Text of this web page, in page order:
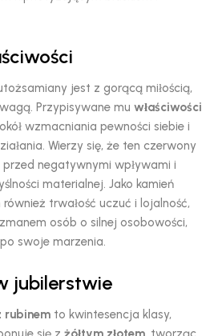
jest z gorącą miłością,
Przypisywane mu właściwości
wzmacniania pewności siebie i
Wierzy się, że ten czerwony
przed negatywnymi wpływami i
materialnej. Jako kamień
trwałość uczuć i lojalność,
osób o silnej osobowości,
swoje marzenia.
jubilerstwie
rubinem to kwintesencja klasy,